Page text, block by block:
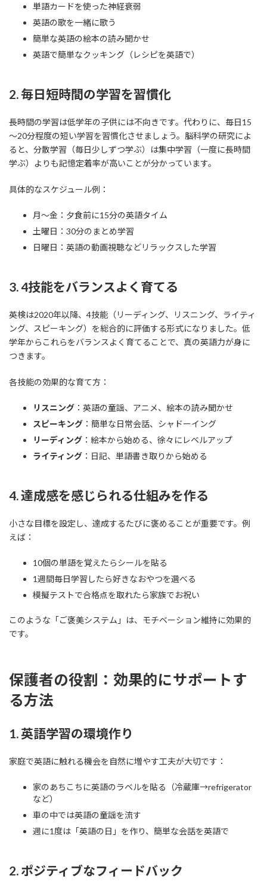
単語カードを使った神経衰弱
英語の歌を一緒に歌う
簡単な英語の絵本の読み聞かせ
英語で簡単なクッキング（レシピを英語で）
2. 毎日短時間の学習を習慣化
長時間の学習は低学年の子供には不向きです。代わりに、毎日15
～20分程度の短い学習を習慣化させましょう。脳科学の研究によ
ると、分散学習（毎日少しずつ学ぶ）は集中学習（一度に長時間
学ぶ）よりも記憶定着率が高いことが分かっています。
具体的なスケジュール例：
月～金：夕食前に15分の英語タイム
土曜日：30分のまとめ学習
日曜日：英語の動画視聴などリラックスした学習
3. 4技能をバランスよく育てる
英検は2020年以降、4技能（リーディング、リスニング、ライティ
ング、スピーキング）を総合的に評価する形式になりました。低
学年からこれらをバランスよく育てることで、真の英語力が身に
つきます。
各技能の効果的な育て方：
リスニング ：英語の童謡、アニメ、絵本の読み聞かせ
スピーキング ：簡単な日常会話、シャドーイング
リーディング ：絵本から始める、徐々にレベルアップ
ライティング ：日記、単語書き取りから始める
4. 達成感を感じられる仕組みを作る
小さな目標を設定し、達成するたびに褒めることが重要です。例
えば：
10個の単語を覚えたらシールを貼る
1週間毎日学習したら好きなおやつを選べる
模擬テストで合格点を取れたら家族でお祝い
このような「ご褒美システム」は、モチベーション維持に効果的
です。
保護者の役割：効果的にサポートす
る方法
1. 英語学習の環境作り
家庭で英語に触れる機会を自然に増やす工夫が大切です：
家のあちこちに英語のラベルを貼る（冷蔵庫→refrigerator
など）
車の中では英語の童謡を流す
週に1度は「英語の日」を作り、簡単な会話を英語で
2. ポジティブなフィードバック